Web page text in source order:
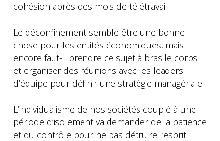
cohésion après des mois de télétravail.
Le déconfinement semble être une bonne
chose pour les entités économiques, mais
encore faut-il prendre ce sujet à bras le corps
et organiser des réunions avec les leaders
d’équipe pour définir une stratégie managériale.
L’individualisme de nos sociétés couplé à une
période d’isolement va demander de la patience
et du contrôle pour ne pas détruire l’esprit